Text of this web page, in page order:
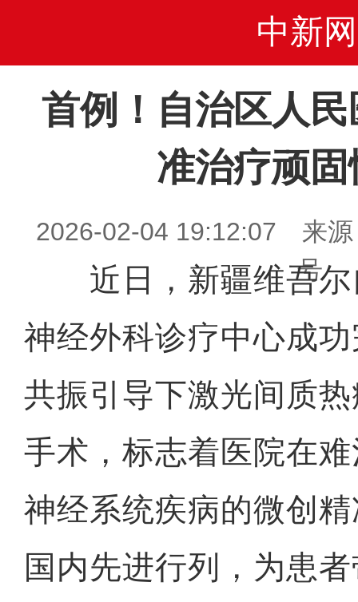
中新网
首例！自治区人
准治疗顽
2026-02-04 19:12:07 来源
号
近日，新疆维吾尔
神经外科诊疗中心成
共振引导下激光间质
手术，标志着医院在
神经系统疾病的微创
国内先进行列，为患